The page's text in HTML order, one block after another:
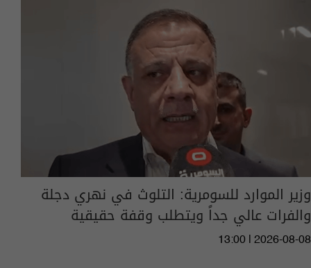
وزير الموارد للسومرية: التلوث في نهري دجلة
والفرات عالي جداً ويتطلب وقفة حقيقية
13:00 | 2026-08-08